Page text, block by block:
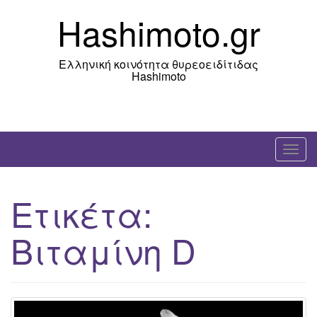
Hashimoto.gr
Ελληνική κοινότητα θυρεοειδίτιδας
Hashimoto
T
o
v
Ετικέτα:
Βιταμίνη D